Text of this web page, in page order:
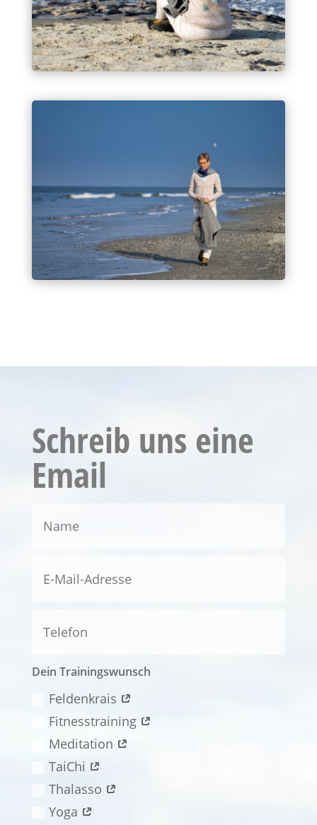
Schreib uns eine
Email
Dein Trainingswunsch
Feldenkrais
Fitnesstraining
Meditation
TaiChi
Thalasso
Yoga